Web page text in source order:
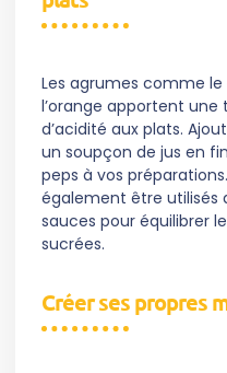
Les agrumes comme
l’orange apportent
d’acidité aux plats.
un soupçon de jus en
peps à vos
également être utilisés
sauces pour équilibrer
sucrées.
Créer ses propres